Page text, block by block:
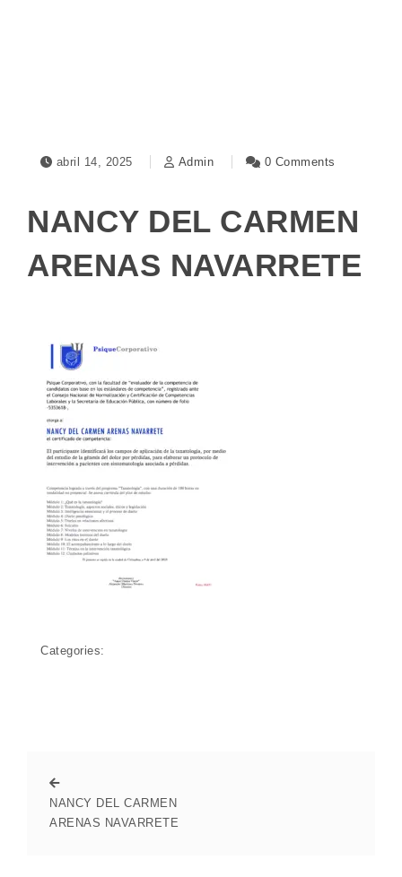
abril 14, 2025 Admin 0 Comments
NANCY DEL CARMEN
ARENAS NAVARRETE
Categories:
NANCY DEL CARMEN
ARENAS NAVARRETE